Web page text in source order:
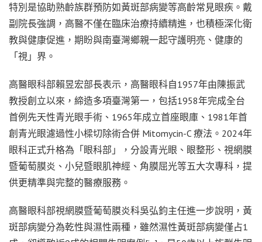
特別是協助熟齡族群預防如黃斑部病變等高齡常見眼疾。戴
副院長強調，高醫不僅在臨床治療持續精進，也積極深化衛
教與健康促進，期盼與南臺灣鄉親一起守護明亮、健康的
「視」界。
高醫眼科部賴昱宏部長表示，高醫眼科自1957年由陳振武
教授創立以來，締造多項臺灣第一，包括1958年完成全台
首例先天性青光眼手術、1965年成立首座眼庫、1981年首
創青光眼濾過性小樑切除術合併 Mitomycin-C 療法。2024年
眼科正式升格為「眼科部」，分設青光眼、眼整形、視網膜
暨葡萄膜炎、小兒暨眼肌神經、角膜屈光等五大次專科，提
供更精準與完整的醫療服務。
高醫眼科部視網膜暨葡萄膜炎科吳弘鈞主任進一步說明，黃
斑部病變分為乾性與濕性兩種，雖然濕性黃斑部病變僅占1